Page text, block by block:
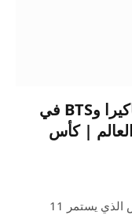
جاستن بيبر ينضم إلى مادونا وشاكيرا وBTS في
| كأس
ويتوقع الفيفا أن ينفق “ملياران” على العرض الذي يستمر 11